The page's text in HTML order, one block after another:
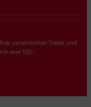
persönlichen Daten und
eine SSL-